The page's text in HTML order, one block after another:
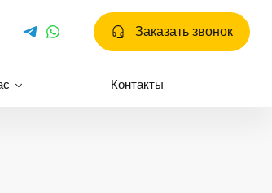
Заказать звонок
Контакты